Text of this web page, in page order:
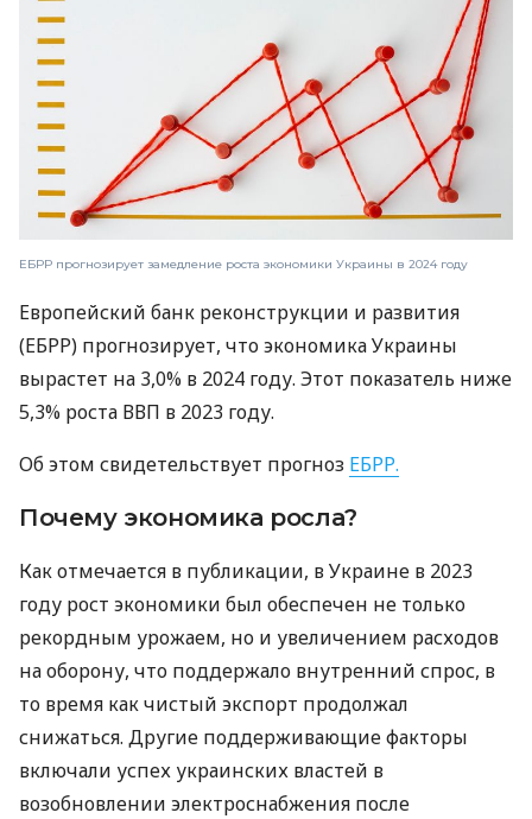
ЕБРР прогнозирует замедление роста экономики Украины в 2024 году
Европейский банк реконструкции и развития
(ЕБРР) прогнозирует, что экономика Украины
вырастет на 3,0% в 2024 году. Этот показатель ниже
5,3% роста ВВП в 2023 году.
Об этом свидетельствует прогноз ЕБРР.
Почему экономика росла?
Как отмечается в публикации, в Украине в 2023
году рост экономики был обеспечен не только
рекордным урожаем, но и увеличением расходов
на оборону, что поддержало внутренний спрос, в
то время как чистый экспорт продолжал
снижаться. Другие поддерживающие факторы
включали успех украинских властей в
возобновлении электроснабжения после